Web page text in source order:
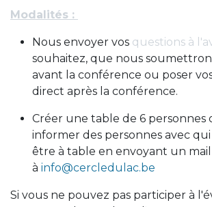
Modalités :
Nous envoyer vos questions à
souhaitez, que nous
avant la conférence ou poser
direct après la conférence.
Créer une table de 6 personnes
informer des personnes avec
être à table en envoyant un mail
à info@cercledulac.be
Si vous ne pouvez pas participer à